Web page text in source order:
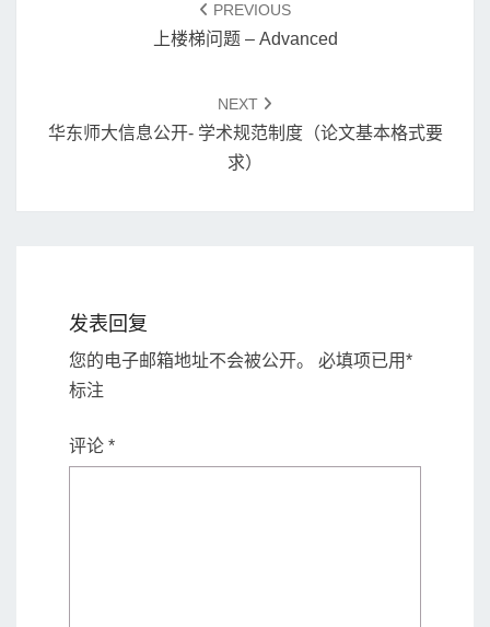
PREVIOUS
上楼梯问题 – Advanced
NEXT
华东师大信息公开- 学术规范制度（论文基本格式要
求）
发表回复
您的电子邮箱地址不会被公开。 必填项已用*
标注
评论 *